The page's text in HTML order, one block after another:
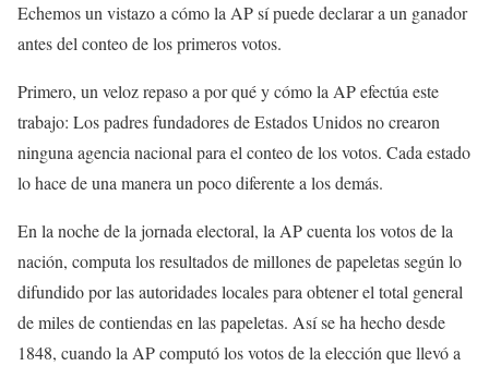
Echemos un vistazo a cómo la AP sí puede declarar a un ganador
antes del conteo de los primeros votos.
Primero, un veloz repaso a por qué y cómo la AP efectúa este
trabajo: Los padres fundadores de Estados Unidos no crearon
ninguna agencia nacional para el conteo de los votos. Cada estado
lo hace de una manera un poco diferente a los demás.
En la noche de la jornada electoral, la AP cuenta los votos de la
nación, computa los resultados de millones de papeletas según lo
difundido por las autoridades locales para obtener el total general
de miles de contiendas en las papeletas. Así se ha hecho desde
1848, cuando la AP computó los votos de la elección que llevó a